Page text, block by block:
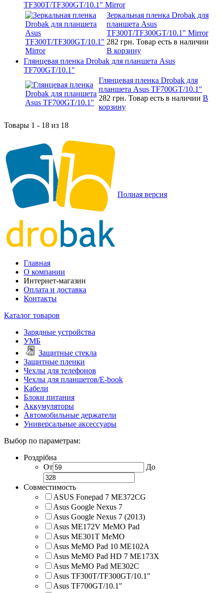
TF300T/TF300GT/10.1" Mirror
Зеркальная пленка Drobak для
планшета Asus
TF300T/TF300GT/10.1" Mirror
282 грн. Товар есть в наличии
В корзину
Глянцевая пленка Drobak для планшета Asus
TF700GT/10.1"
Глянцевая пленка Drobak для
планшета Asus TF700GT/10.1"
282 грн. Товар есть в наличии В
корзину
Товары 1 - 18 из 18
Полная версия
Главная
О компании
Интернет-магазин
Оплата и доставка
Контакты
Каталог товаров
Зарядные устройства
УМБ
Защитные стекла
Защитные пленки
Чехлы для телефонов
Чехлы для планшетов/E-book
Кабели
Блоки питания
Аккумуляторы
Автомобильные держатели
Универсальные аксессуары
Выбор по параметрам:
Роздрібна
От
До
Совместимость
ASUS Fonepad 7 ME372CG
Asus Google Nexus 7
Asus Google Nexus 7 (2013)
Asus ME172V MeMO Pad
Asus ME301T MeMO
Asus MeMO Pad 10 ME102A
Asus MeMO Pad HD 7 ME173X
Asus MeMO Pad ME302C
Asus TF300T/TF300GT/10.1"
Asus TF700GT/10.1"